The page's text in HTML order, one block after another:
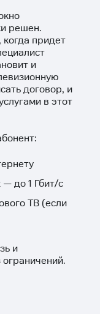
решен.
придет
и
договор, и
в этот
до 1 Гбит/с
ТВ (если
и